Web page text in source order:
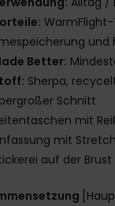
Better:
Sherpa,
Schnitt
mit
mit
auf der Brust